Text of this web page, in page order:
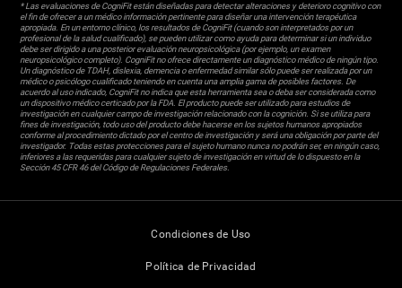
* Las evaluaciones de CogniFit están diseñadas para detectar alteraciones y deterioro cognitivo con
el fin de ofrecer a un médico información pertinente para diseñar una intervención terapéutica
apropiada. En un entorno clínico, los resultados de CogniFit (cuando son interpretados por un
profesional de la salud cualificado), se pueden utilizar como ayuda para determinar si un individuo
debe ser dirigido a una posterior evaluación neuropsicológica (por ejemplo, un examen
neuropsicológico completo). CogniFit no ofrece directamente un diagnóstico médico de ningún tipo.
Un diagnóstico de TDAH, dislexia, demencia o enfermedad similar sólo puede ser realizada por un
médico o psicólogo cualificado teniendo en cuenta una amplia gama de posibles factores. De
acuerdo al uso indicado, CogniFit no indica que esta herramienta sea o deba ser considerada como
un dispositivo médico certicado por la FDA. El producto puede ser utilizado para estudios de
investigación en cualquier campo de investigación relacionado con la cognición. Si se utiliza para
fines de investigación, todo uso del producto debe hacerse en los sujetos humanos apropiados
conforme al procedimiento dictado por el centro de investigación y será una obligación por parte del
investigador. Todas estas protecciones para el sujeto humano nunca no podrán ser, en ningún caso,
inferiores a las requeridas para cualquier sujeto de investigación en virtud de lo dispuesto en la
Sección 45 CFR 46 del Código de Regulaciones Federales.
Condiciones de Uso
Política de Privacidad